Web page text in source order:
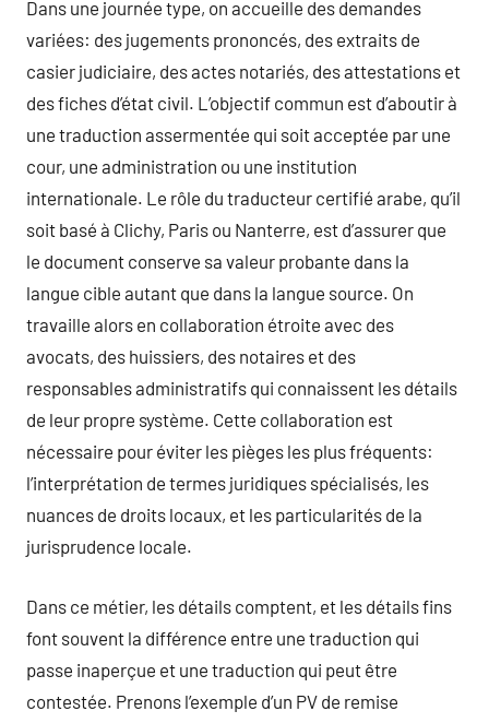
Dans une journée type, on accueille des demandes
variées: des jugements prononcés, des extraits de
casier judiciaire, des actes notariés, des attestations et
des fiches d’état civil. L’objectif commun est d’aboutir à
une traduction assermentée qui soit acceptée par une
cour, une administration ou une institution
internationale. Le rôle du traducteur certifié arabe, qu’il
soit basé à Clichy, Paris ou Nanterre, est d’assurer que
le document conserve sa valeur probante dans la
langue cible autant que dans la langue source. On
travaille alors en collaboration étroite avec des
avocats, des huissiers, des notaires et des
responsables administratifs qui connaissent les détails
de leur propre système. Cette collaboration est
nécessaire pour éviter les pièges les plus fréquents:
l’interprétation de termes juridiques spécialisés, les
nuances de droits locaux, et les particularités de la
jurisprudence locale.
Dans ce métier, les détails comptent, et les détails fins
font souvent la différence entre une traduction qui
passe inaperçue et une traduction qui peut être
contestée. Prenons l’exemple d’un PV de remise